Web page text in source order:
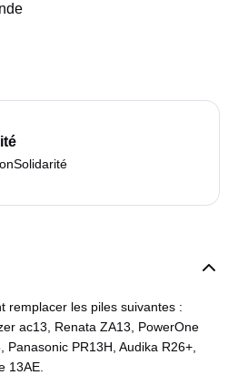
remplacer les piles suivantes :
ac13, Renata ZA13, PowerOne
PR13H, Audika R26+,
13AE.